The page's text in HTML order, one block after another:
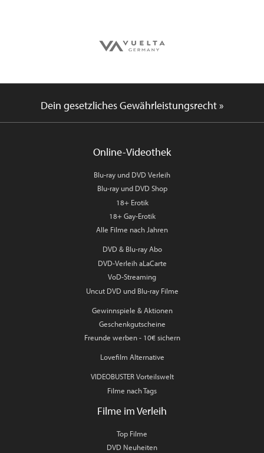
Dein gesetzliches Gewährleistungsrecht »
Online-Videothek
Blu-ray und DVD Verleih
Blu-ray und DVD Shop
18+ Erotik
18+ Gay-Erotik
Alle Filme nach Jahren
DVD & Blu-ray Abo
DVD-Verleih aLaCarte
VoD-Streaming
Uncut DVD und Blu-ray Filme
Gewinnspiele & Aktionen
Geschenkgutscheine
Freunde werben - 10€ sichern
Lovefilm Alternative
VIDEOBUSTER Vorteilswelt
Filme nach Tags
Filme im Verleih
Top Filme
DVD Neuheiten